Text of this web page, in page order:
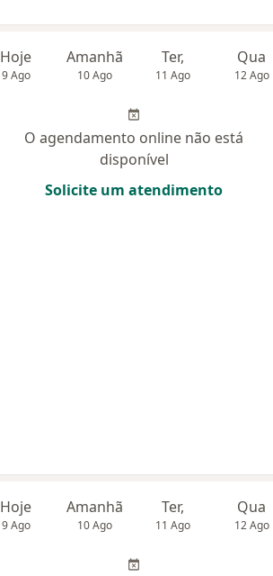
Hoje
9 Ago
Amanhã
10 Ago
Ter,
11 Ago
Qua
12 Ago
O agendamento online não está
disponível
Solicite um atendimento
Hoje
9 Ago
Amanhã
10 Ago
Ter,
11 Ago
Qua
12 Ago